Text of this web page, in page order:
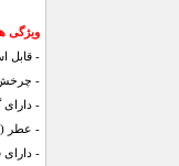
ویژگی
- قابل
- چرخش
- دارای
- عطر
-